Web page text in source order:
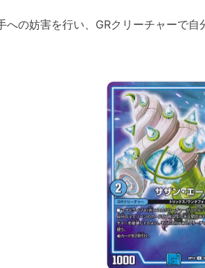
の妨害を行い、GRクリーチャーで